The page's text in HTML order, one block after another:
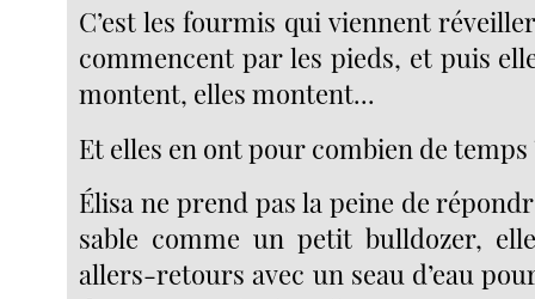
C’est les fourmis qui viennent
commencent par les pieds, et puis
montent, elles montent...
Et elles en ont pour combien de temps
Élisa ne prend pas la peine de
sable comme un petit bulldozer,
allers-retours avec un seau d’eau